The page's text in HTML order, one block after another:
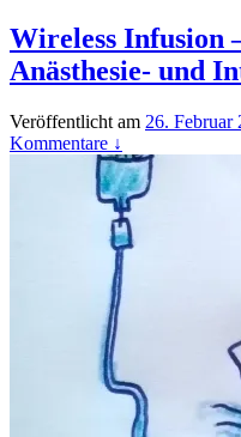
Wireless Infusion
Anästhesie- und
Veröffentlicht am 26. Februar
Kommentare ↓